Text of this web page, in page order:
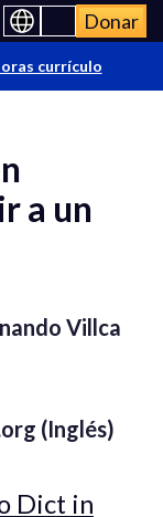
Donar
currículo
a un
Villca
(Inglés)
Dict in